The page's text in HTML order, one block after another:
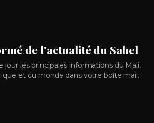
de l'actualité du Sahel
jour les principales informations du Mali,
et du monde dans votre boîte mail.